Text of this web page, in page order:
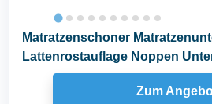
Matratzenschoner
Lattenrostauflage Noppen
Zum